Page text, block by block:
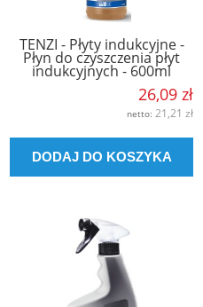
TENZI - Płyty indukcyjne -
Płyn do czyszczenia płyt
indukcyjnych - 600ml
26,09 zł
netto: 21,21 zł
DODAJ DO KOSZYKA